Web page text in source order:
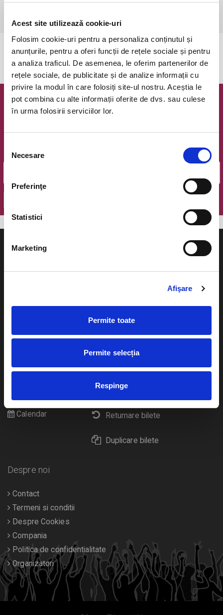
Acest site utilizează cookie-uri
Folosim cookie-uri pentru a personaliza conținutul și
anunțurile, pentru a oferi funcții de rețele sociale și pentru
a analiza traficul. De asemenea, le oferim partenerilor de
rețele sociale, de publicitate și de analize informații cu
privire la modul în care folosiți site-ul nostru. Aceștia le
pot combina cu alte informații oferite de dvs. sau culese
în urma folosirii serviciilor lor.
consimțământului
Necesare
Preferinţe
Statistici
Marketing
Afişare
Permite toate
Permite selecția
Respinge
Biletele cu reducere se pot achiziționa doar la Agenția teatrală, pe baza
Evenimentul a expirat.
Newsletter @ Bilete.ro
Oferte exclusive si o editie saptamanala cu cele mai noi
Email
Cum comand bilete?
Plata online sau cash
eBilet printat acasa
Livrare prin curier
Returnare bilete
Duplicare bilete
festivaluri
Pentru copii
Calendar
Despre noi
Contact
Termeni si conditii
Despre Cookies
Compania
Politica de confidentialitate
Organizatori